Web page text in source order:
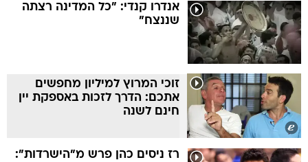
אנדרו קנדי: "כל המדינה רצתה
שננצח"
זוכי המרוץ למיליון מחפשים
אתכם: הדרך לזכות באספקת יין
חינם לשנה
רז ניסים כהן פרש מ"הישרדות":